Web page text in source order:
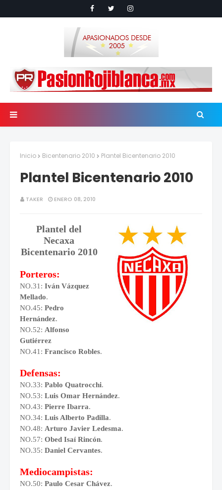
Inicio Bicentenario 2010 Plantel Bicentenario 2010
Plantel Bicentenario 2010
TAKER ENERO 08, 2010
Plantel del
Necaxa
Bicentenario 2010
Porteros:
NO.31: Iván Vázquez
Mellado.
NO.45: Pedro
Hernández.
NO.52: Alfonso
Gutiérrez
NO.41: Francisco Robles.
Defensas:
NO.33: Pablo Quatrocchi.
NO.53: Luis Omar Hernández.
NO.43: Pierre Ibarra.
NO.34: Luis Alberto Padilla.
NO.48: Arturo Javier Ledesma.
NO.57: Obed Isaí Rincón.
NO.35: Daniel Cervantes.
Mediocampistas:
NO.50: Paulo Cesar Chávez.